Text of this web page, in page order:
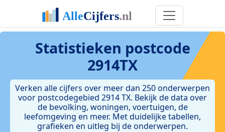
Statistieken postcode
2914TX
Verken alle cijfers over meer dan 250 onderwerpen
voor postcodegebied 2914 TX. Bekijk de data over
de bevolking, woningen, voertuigen, de
leefomgeving en meer. Met duidelijke tabellen,
grafieken en uitleg bij de onderwerpen.